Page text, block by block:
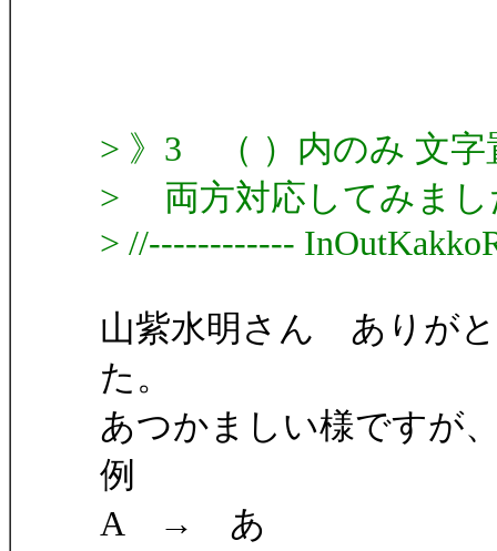
> 》3 （ ）内のみ 文字
> 両方対応してみまし
> //------------
山紫水明さん ありが
た。
あつかましい様ですが
例
A → あ